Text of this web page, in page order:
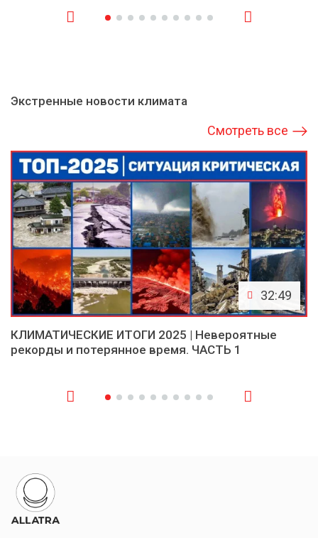
Экстренные новости климата
Смотреть все
32:49
КЛИМАТИЧЕСКИЕ ИТОГИ 2025 | Невероятные
рекорды и потерянное время. ЧАСТЬ 1